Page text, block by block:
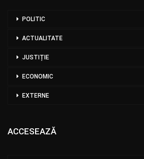
POLITIC
ACTUALITATE
JUSTIȚIE
ECONOMIC
EXTERNE
ACCESEAZĂ